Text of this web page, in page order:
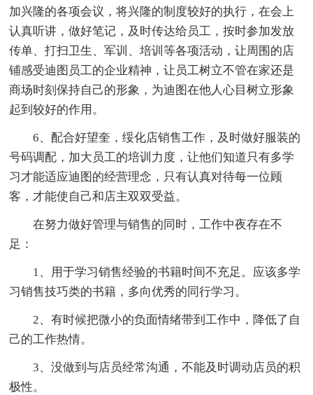
加兴隆的各项会议，将兴隆的制度较好的执行，在会上
认真听讲，做好笔记，及时传达给员工，按时参加发放
传单、打扫卫生、军训、培训等各项活动，让周围的店
铺感受迪图员工的企业精神，让员工树立不管在家还是
商场时刻保持自己的形象，为迪图在他人心目树立形象
起到较好的作用。
6、配合好望奎，绥化店销售工作，及时做好服装的
号码调配，加大员工的培训力度，让他们知道只有多学
习才能适应迪图的经营理念，只有认真对待每一位顾
客，才能使自己和店主双双受益。
在努力做好管理与销售的同时，工作中夜存在不
足：
1、用于学习销售经验的书籍时间不充足。应该多学
习销售技巧类的书籍，多向优秀的同行学习。
2、有时候把微小的负面情绪带到工作中，降低了自
己的工作热情。
3、没做到与店员经常沟通，不能及时调动店员的积
极性。